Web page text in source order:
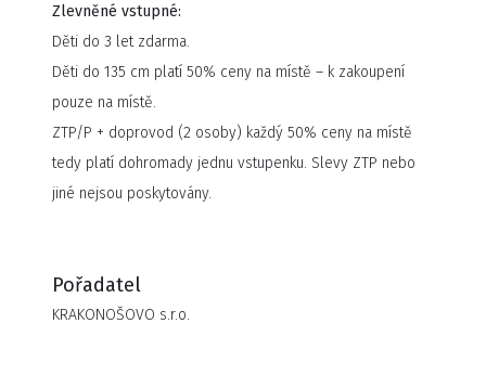
A co víc: starých písní zazní přesně 40!
Zlevněné vstupné:
Děti do 3 let zdarma.
Děti do 135 cm platí 50% ceny na místě – k zakoupení
pouze na místě.
ZTP/P + doprovod (2 osoby) každý 50% ceny na místě
tedy platí dohromady jednu vstupenku. Slevy ZTP nebo
jiné nejsou poskytovány.
Pořadatel
KRAKONOŠOVO s.r.o.